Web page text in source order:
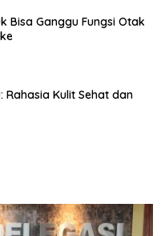
Bisa Ganggu Fungsi Otak
Rahasia Kulit Sehat dan